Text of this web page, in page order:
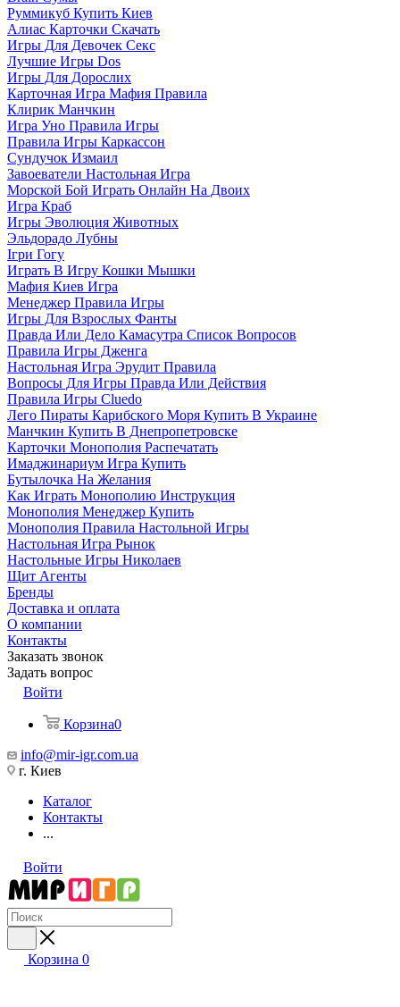
Руммикуб Купить Киев
Алиас Карточки Скачать
Игры Для Девочек Секс
Лучшие Игры Dos
Игры Для Дорослих
Карточная Игра Мафия Правила
Клирик Манчкин
Игра Уно Правила Игры
Правила Игры Каркассон
Сундучок Измаил
Завоеватели Настольная Игра
Морской Бой Играть Онлайн На Двоих
Игра Краб
Игры Эволюция Животных
Эльдорадо Лубны
Ігри Гогу
Играть В Игру Кошки Мышки
Мафия Киев Игра
Менеджер Правила Игры
Игры Для Взрослых Фанты
Правда Или Дело Камасутра Список Вопросов
Правила Игры Дженга
Настольная Игра Эрудит Правила
Вопросы Для Игры Правда Или Действия
Правила Игры Cluedo
Лего Пираты Карибского Моря Купить В Украине
Манчкин Купить В Днепропетровске
Карточки Монополия Распечатать
Имаджинариум Игра Купить
Бутылочка На Желания
Как Играть Монополию Инструкция
Монополия Менеджер Купить
Монополия Правила Настольной Игры
Настольная Игра Рынок
Настольные Игры Николаев
Щит Агенты
Бренды
Доставка и оплата
О компании
Контакты
Заказать звонок
Задать вопрос
Войти
Корзина0
info@mir-igr.com.ua
г. Киев
Каталог
Контакты
...
Войти
Корзина 0